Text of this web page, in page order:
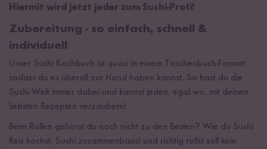
Hiermit wird jetzt jeder zum Sushi-Profi!
Zubereitung - so einfach, schnell &
individuell
Unser Sushi Kochbuch ist quasi in einem Taschenbuch-Format,
sodass du es überall zur Hand haben kannst. So hast du die
Sushi Welt immer dabei und kannst jeden, egal wo, mit deinen
liebsten Rezepten verzaubern!
Beim Rollen gehörst du noch nicht zu den Besten? Wie du Sushi
Reis kochst, Sushi zusammenbaust und richtig rollst soll kein